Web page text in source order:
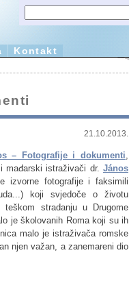
Kontakt
21.10.2013.
– Fotografije i dokumenti,
mađarski istraživači dr. János
izvorne fotografije i faksimili
koji svjedoče o životu
stradanju u Drugome
je školovanih Roma koji su ih
malo je istraživača romske
njen važan, a zanemareni dio